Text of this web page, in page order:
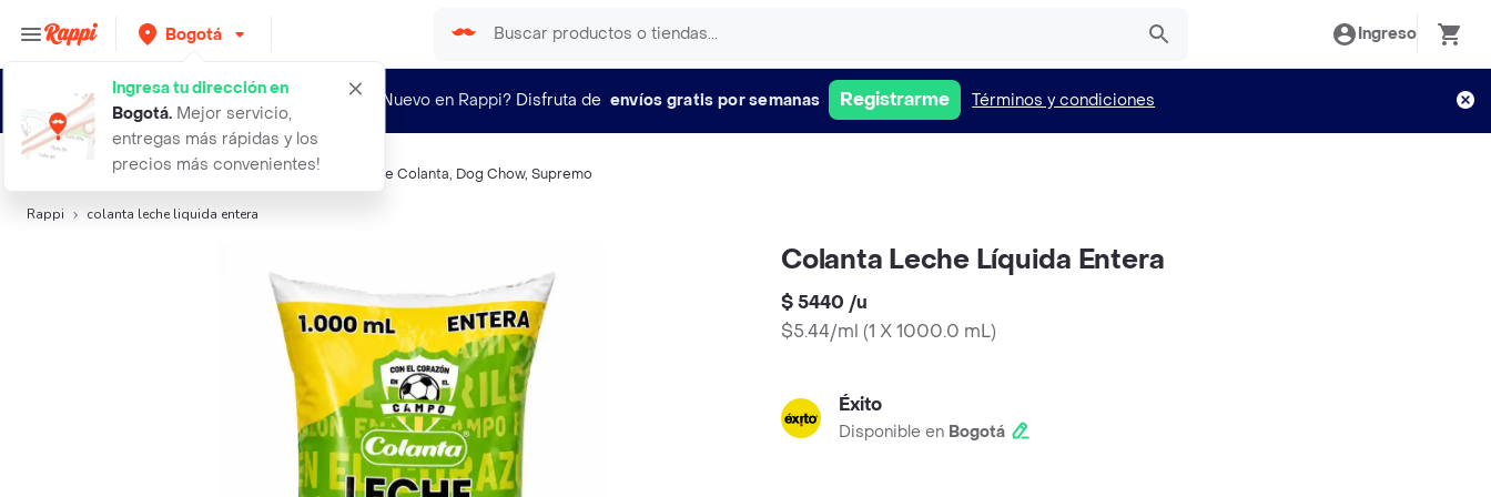
Bogotá
Ingresa tu dirección en
Bogotá. Mejor servicio,
entregas más rápidas y los
precios más convenientes!
Ingreso
¿Nuevo en Rappi? Disfruta de envíos gratis por semanas Registrarme Términos y condiciones
Búsquedas relacionadas:Leche natural,Colanta Leche Colanta, Dog Chow, Supremo
Rappi colanta leche liquida entera
Colanta Leche Líquida Entera
$ 5440 /u
$5.44/ml (1 X 1000.0 mL)
Éxito
Disponible en Bogotá